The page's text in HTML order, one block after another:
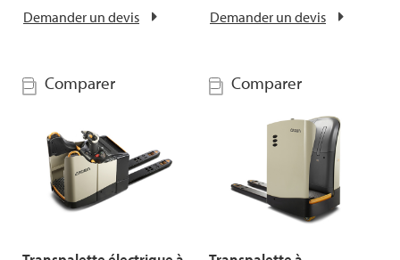
Demander un devis Demander un devis
Comparer Comparer